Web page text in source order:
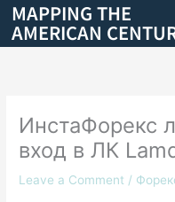
Skip
content
MAPPING THE
AMERICAN
ИнстаФорекс
вход в ЛК
Leave a Comment /